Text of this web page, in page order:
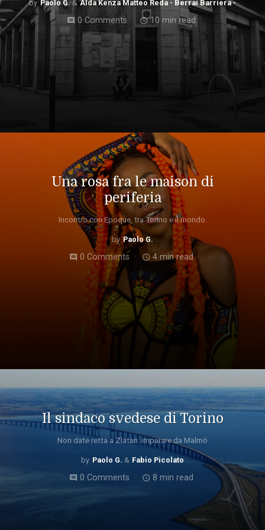
Paolo G. Alda Kenza Matteo Reda - Berrai Barriera -
comment 0 Comments access_time10 min read
Una rosa fra le maison di
periferia
Incontro con Epoque, tra Torino e il mondo.
Paolo G.
comment 0 Comments access_time 4 min read
Il sindaco svedese di Torino
Non date retta a Zlatan: imparare da Malmö
Paolo G. Fabio Picolato
comment0 Comments access_time 8 min read